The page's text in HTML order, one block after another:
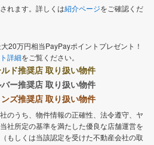
れます。詳しくは紹介ページをご確認くだ
20万円相当PayPayポイントプレゼント！
詳細をご覧ください。
ルド推奨店 取り扱い物件
ー推奨店 取り扱い物件
ズ推奨店 取り扱い物件
のうち、物件情報の正確性、法令遵守、ヤ
社所定の基準を満たした優良な店舗運営を
もしくは当該認定を受けた不動産会社の取